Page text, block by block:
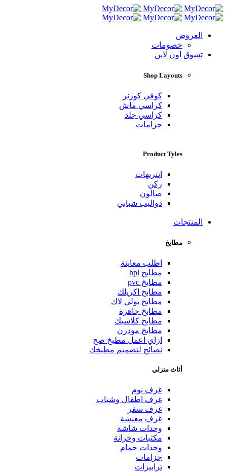
العروض
خصومات
تسوق اون لاين
Shop Layouts
كوفي كورنر
كراسي ماش
كراسي جلد
جزامات
Product Tyles
انتريهات
ركن
صالون
دواليب شبابي
المنتجات
مطابخ
اطلب معاينة
مطابخ hpl
مطابخ pvc
مطابخ اكريلك
مطابخ بولي لاك
مطابخ جاهزة
مطابخ كلاسيك
مطابخ مودرن
ازاي اعمل مطبخ صح
نصائح لتصميم مطبخك
أثاث منزلي
غرف نوم
غرف اطفال وشباب
غرف سفر
غرف معيشة
وحدات شاشة
مكتبات وخزانة
وحدات حمام
جزامات
ترابيزات